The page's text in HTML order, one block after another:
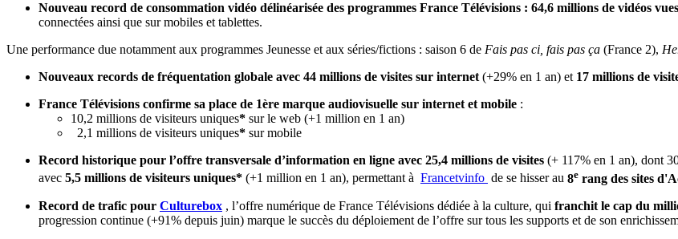
Nouveau record de consommation vidéo délinéarisée des programmes France Télévisions : 64,6 millions de vidéos vues
connectées ainsi que sur mobiles et tablettes.
Une performance due notamment aux programmes Jeunesse et aux séries/fictions : saison 6 de Fais pas ci, fais pas ça (France 2),
Nouveaux records de fréquentation globale avec 44 millions de visites sur internet (+29% en 1 an) et 17 millions de
France Télévisions confirme sa place de 1ère marque audiovisuelle sur internet et mobile :
10,2 millions de visiteurs uniques* sur le web (+1 million en 1 an)
2,1 millions de visiteurs uniques* sur mobile
Record historique pour l’offre transversale d’information en ligne avec 25,4 millions de visites (+ 117% en 1 an), dont
avec 5,5 millions de visiteurs uniques* (+1 million en 1 an), permettant à Francetvinfo de se hisser au 8e rang des sites
Record de trafic pour Culturebox , l’offre numérique de France Télévisions dédiée à la culture, qui franchit le cap du
progression continue (+91% depuis juin) marque le succès du déploiement de l’offre sur tous les supports et de son